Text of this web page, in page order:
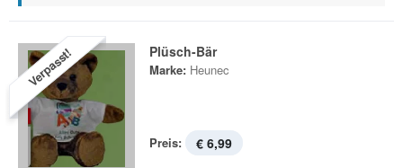
Verpasst! Plüsch-Bär
Marke: Heunec
Preis: € 6,99